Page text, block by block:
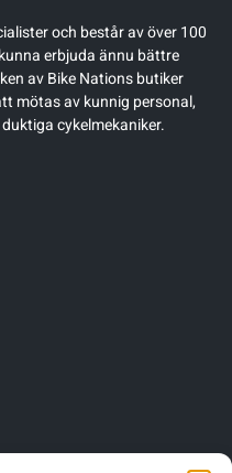
och består av över 100
erbjuda ännu bättre
av Bike Nations butiker
mötas av kunnig personal,
cykelmekaniker.